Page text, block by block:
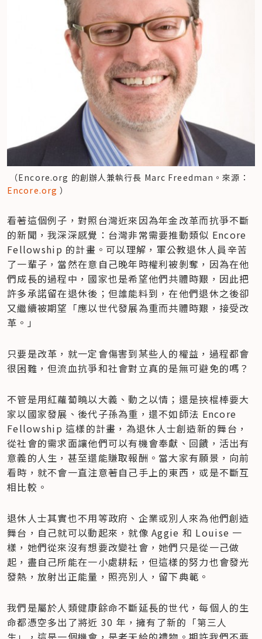
（Encore.org 的創辦人兼執行長 Marc Freedman。來源：
Encore.org ）
看著這個例子，對照台灣近來因為年金改革而抗爭不斷
的新聞，我深深感覺：台灣非常需要推動類似 Encore
Fellowship 的計畫。可以理解，軍公教退休人員辛苦
了一輩子，當然在意自己晚年時權利被剝奪，因為在他
們成長的過程中，國家也是希望他們共體時艱，因此把
許多承諾留在退休後；但誰能料到，在他們退休之後卻
又繼續被期望「應以世代發展為重而共體時艱，接受改
革。」
只要是改革，就一定會傷害到某些人的權益，過程都會
很困難，但流血抗爭和社會對立真的是無可避免的嗎？
不管是用紅蘿蔔曉以大義、動之以情；還是挾棍棒要大
家以國家發展、後代子孫為重，還不如師法 Encore
Fellowship 這樣的計畫，為退休人士創造新的舞台，
從社會的需求面讓他們可以有機會奉獻、回饋，活出有
意義的人生，甚至還能賺取報酬。當大家有願景，向前
看時，就不會一直注意著自己手上的東西，或是不斷互
相比較。
退休人士其實也不用等政府、企業或別人來為他們創造
舞台，自己就可以動起來，就像 Aggie 和 Louise 一
樣，她們從來沒有想要改變社會，她們只是從一己做
起，盡自己所能在一小處耕耘，但這樣的努力也會發光
發熱，放射出正能量，照亮別人，留下典範。
我們是屬於人類健康餘命不斷延長的世代，每個人的生
命都憑空多出了將近 30 年，擁有了新的「第三人